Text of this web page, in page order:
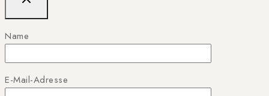
Name
E-Mail-Adresse